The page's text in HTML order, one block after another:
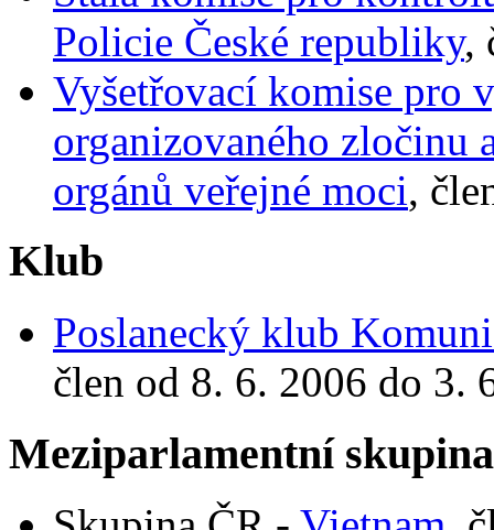
Policie České republiky,
Vyšetřovací komise pro
organizovaného zločinu
orgánů veřejné moci,
Klub
Poslanecký klub
člen od 8. 6. 2006 do 3.
Meziparlamentní